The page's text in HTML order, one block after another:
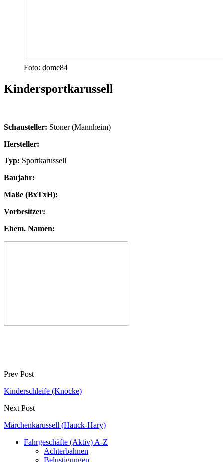
Foto: dome84
Kindersportkarussell
Schausteller: Stoner (Mannheim)
Hersteller:
Typ: Sportkarussell
Baujahr:
Maße (BxTxH):
Vorbesitzer:
Ehem. Namen:
Prev Post
Kinderschleife (Knocke)
Next Post
Märchenkarussell (Hauck-Hary)
Fahrgeschäfte (Aktiv) A-Z
Achterbahnen
Belustigungen